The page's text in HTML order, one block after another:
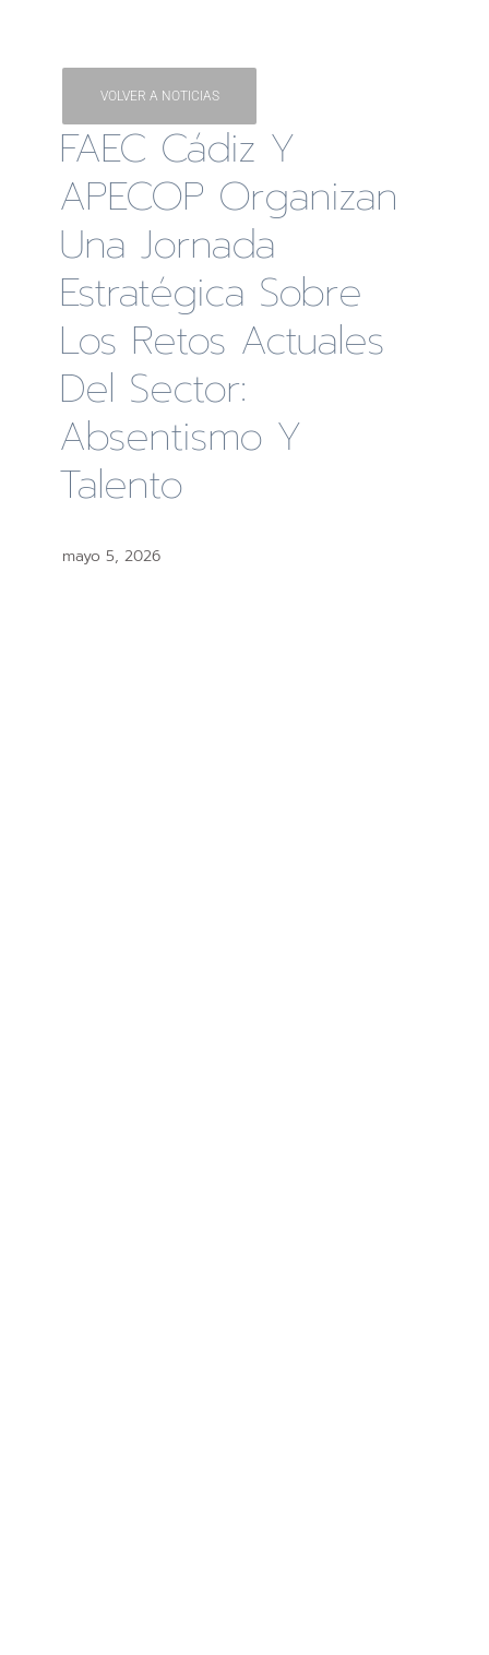
VOLVER A NOTICIAS
FAEC Cádiz Y
APECOP Organizan
Una Jornada
Estratégica Sobre
Los Retos Actuales
Del Sector:
Absentismo Y
Talento
mayo 5, 2026